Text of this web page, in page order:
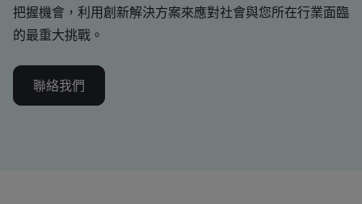
把握機會，利用創新解決方案來應對社會與您所在行業面臨
的最重大挑戰。
聯絡我們